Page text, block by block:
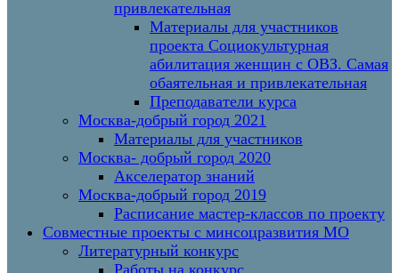
привлекательная
Материалы для участников
проекта Социокультурная
абилитация женщин с ОВЗ. Самая
обаятельная и привлекательная
Преподаватели курса
Москва-добрый город 2021
Материалы для участников
Москва- добрый город 2020
Акселератор знаний
Москва-добрый город 2019
Расписание мастер-классов по проекту
Совместные проекты с минсоцразвития МО
Литературный конкурс
Работы на конкурс